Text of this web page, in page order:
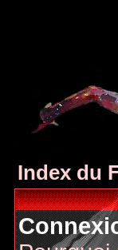
Index du